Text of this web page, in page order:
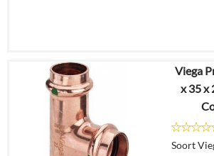
Viega
x 35 x
Soort